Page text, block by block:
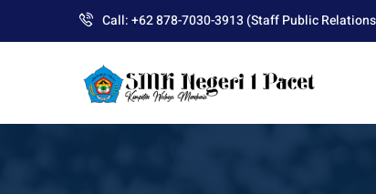
Call: +62 878-7030-3913 (Staff Public